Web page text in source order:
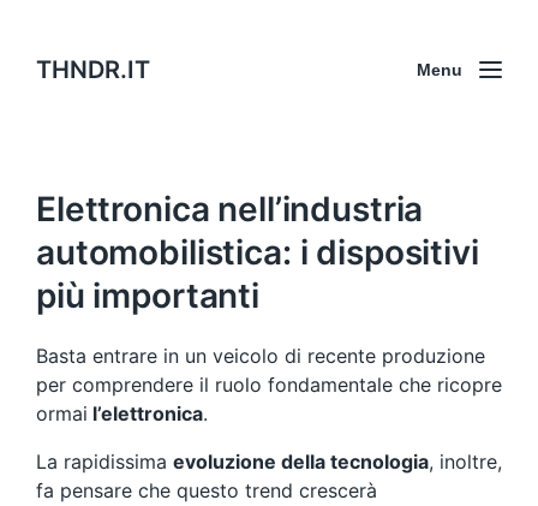
THNDR.IT Menu
Elettronica nell’industria
automobilistica: i dispositivi
più importanti
Basta entrare in un veicolo di recente produzione
per comprendere il ruolo fondamentale che ricopre
ormai l’elettronica.
La rapidissima evoluzione della tecnologia, inoltre,
fa pensare che questo trend crescerà